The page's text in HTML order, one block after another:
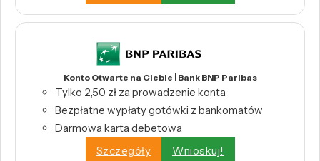
Konto Otwarte na Ciebie | Bank BNP Paribas
Tylko 2,50 zł za prowadzenie konta
Bezpłatne wypłaty gotówki z bankomatów
Darmowa karta debetowa
Szczegóły
Wnioskuj!